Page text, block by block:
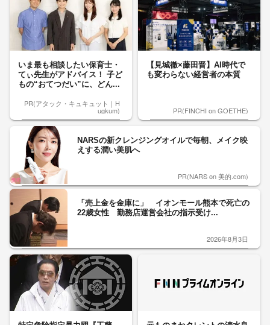
いま最も相談したい保育士・
てぃ先生がアドバイス！ 子ど
もの“おてつだい”に、どん...
PR(アタック・キュキュット｜H
ugkum)
【見城徹×藤田晋】AI時代で
も変わらない経営者の本質
PR(FINCHI on GOETHE)
NARSの新クレンジングオイルで毎朝、メイク映
えする潤い美肌へ
PR(NARS on 美的.com)
「売上金を金庫に」 イオンモール熊本で死亡の
22歳女性 勤務店運営会社の指示受け...
2026年8月3日